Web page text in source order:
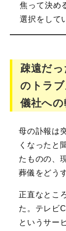
焦って決め
選択をして
疎遠だ
のトラ
儀社へ
母の訃報は
くなったと
たものの、
葬儀をどう
正直なとこ
た。テレビ
というサー